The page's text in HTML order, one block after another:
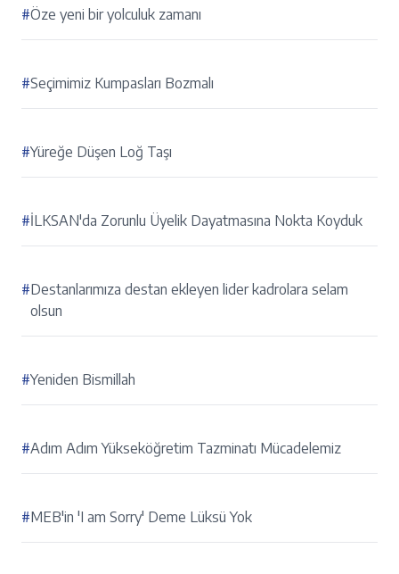
#Öze yeni bir yolculuk zamanı
#Seçimimiz Kumpasları Bozmalı
#Yüreğe Düşen Loğ Taşı
#İLKSAN'da Zorunlu Üyelik Dayatmasına Nokta Koyduk
#Destanlarımıza destan ekleyen lider kadrolara selam
olsun
#Yeniden Bismillah
#Adım Adım Yükseköğretim Tazminatı Mücadelemiz
#MEB'in 'I am Sorry' Deme Lüksü Yok